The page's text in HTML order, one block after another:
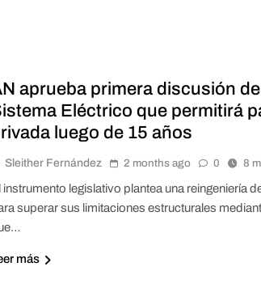
aprueba primera discusión
Eléctrico que permitirá
luego de 15 años
Sleither Fernández 2 months ago 0 8
instrumento legislativo plantea una reingeniería
superar sus limitaciones estructurales
más